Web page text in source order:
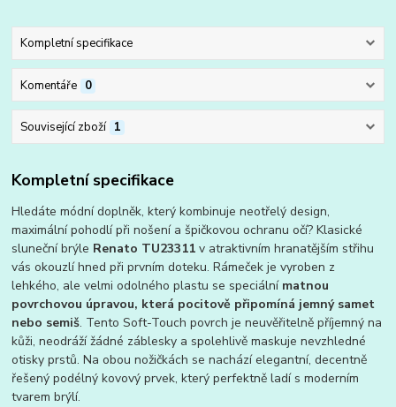
Kompletní specifikace
Komentáře 0
Související zboží 1
Kompletní specifikace
Hledáte módní doplněk, který kombinuje neotřelý design,
maximální pohodlí při nošení a špičkovou ochranu očí? Klasické
sluneční brýle Renato TU23311 v atraktivním hranatějším střihu
vás okouzlí hned při prvním doteku. Rámeček je vyroben z
lehkého, ale velmi odolného plastu se speciální matnou
povrchovou úpravou, která pocitově připomíná jemný samet
nebo semiš. Tento Soft-Touch povrch je neuvěřitelně příjemný na
kůži, neodráží žádné záblesky a spolehlivě maskuje nevzhledné
otisky prstů. Na obou nožičkách se nachází elegantní, decentně
řešený podélný kovový prvek, který perfektně ladí s moderním
tvarem brýlí.